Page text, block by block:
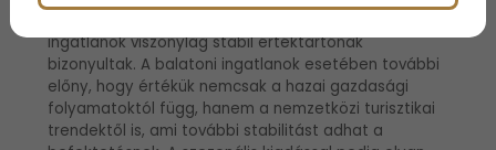
ingatlanok viszonylag stabil értéktartónak
bizonyultak. A balatoni ingatlanok esetében további
előny, hogy értékük nemcsak a hazai gazdasági
folyamatoktól függ, hanem a nemzetközi turisztikai
trendektől is, ami további stabilitást adhat a